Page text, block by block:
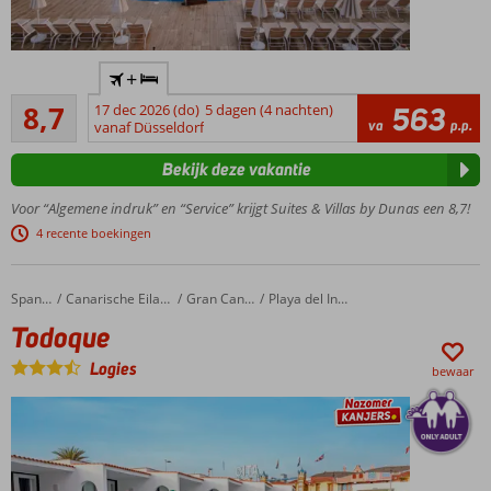
familiecomplex,
op loopafstand
van boulevard
Gratis
naar het
strand
suites tot
wel 6
All
Inclusive
mogelijk
8,7
Aanrader
187
beoordelingen
+
17 dec 2026 (do) 5 dagen (4 nachten)
vanaf Düsseldorf
va 563 p.p.
Voor “Algemene indruk” en “Service” krijgt Suites & Villas by Dunas een 8,7!
4 recente boekingen
Bekijk deze vakantie
Home Spanje Canarische Eilanden Gran Canaria Playa del Ingles
Todoque
Todoque
Logies bewaar